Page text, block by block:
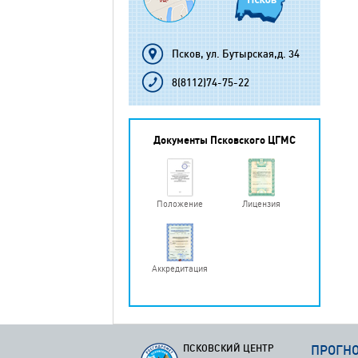
Псков, ул. Бутырская,д. 34
8(8112)74-75-22
Документы Псковского ЦГМС
Положение Лицензия
Аккредитация
ПСКОВСКИЙ ЦЕНТР